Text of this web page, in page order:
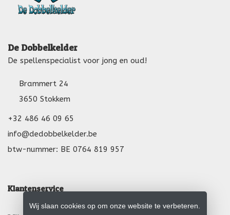
De Dobbelkelder
De spellenspecialist voor jong en oud!
Brammert 24
3650 Stokkem
+32 486 46 09 65
info@dedobbelkelder.be
btw-nummer: BE 0764 819 957
Klantenservice
Wij slaan cookies op om onze website te verbeteren.